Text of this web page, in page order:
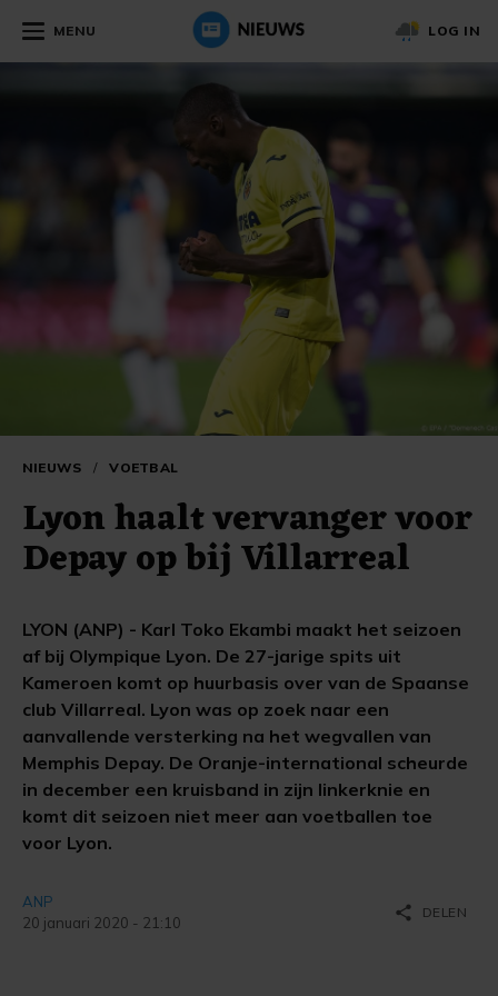
MENU LOG IN
NIEUWS / VOETBAL
Lyon haalt vervanger voor
Depay op bij Villarreal
LYON (ANP) - Karl Toko Ekambi maakt het seizoen
af bij Olympique Lyon. De 27-jarige spits uit
Kameroen komt op huurbasis over van de Spaanse
club Villarreal. Lyon was op zoek naar een
aanvallende versterking na het wegvallen van
Memphis Depay. De Oranje-international scheurde
in december een kruisband in zijn linkerknie en
komt dit seizoen niet meer aan voetballen toe
voor Lyon.
ANP
20 januari 2020 - 21:10
share DELEN